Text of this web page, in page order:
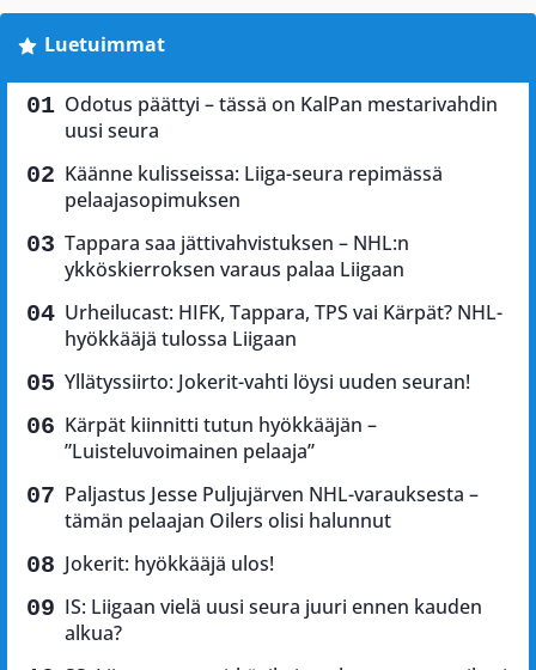
Luetuimmat
Odotus päättyi – tässä on KalPan mestarivahdin
uusi seura
Käänne kulisseissa: Liiga-seura repimässä
pelaajasopimuksen
Tappara saa jättivahvistuksen – NHL:n
ykköskierroksen varaus palaa Liigaan
Urheilucast: HIFK, Tappara, TPS vai Kärpät? NHL-
hyökkääjä tulossa Liigaan
Yllätyssiirto: Jokerit-vahti löysi uuden seuran!
Kärpät kiinnitti tutun hyökkääjän –
”Luisteluvoimainen pelaaja”
Paljastus Jesse Puljujärven NHL-varauksesta –
tämän pelaajan Oilers olisi halunnut
Jokerit: hyökkääjä ulos!
IS: Liigaan vielä uusi seura juuri ennen kauden
alkua?